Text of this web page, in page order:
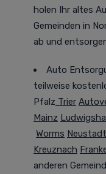
holen Ihr altes
Gemeinden in
ab und
Auto
teilweise
Pfalz Trier
Mainz
Worms Neustadt
Kreuznach
anderen